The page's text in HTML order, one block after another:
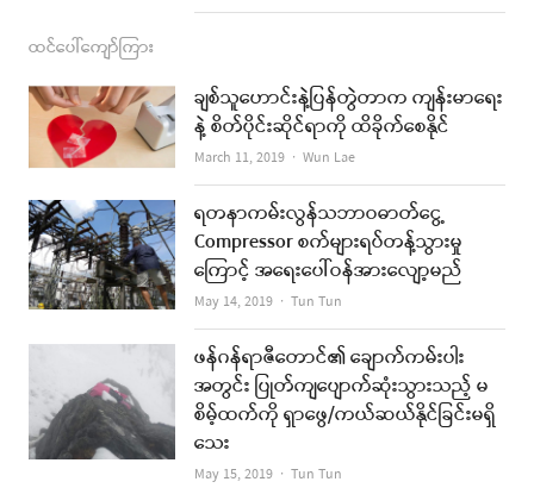
ထင်ပေါ်ကျော်ကြား
ချစ်သူဟောင်းနဲ့ပြန်တွဲတာက ကျန်းမာရေး
နဲ့ စိတ်ပိုင်းဆိုင်ရာကို ထိခိုက်စေနိုင်
March 11, 2019 Author
Wun Lae
ရတနာကမ်းလွန်သဘာဝဓာတ်ငွေ့
Compressor စက်များရပ်တန့်သွားမှု
ကြောင့် အရေးပေါ်ဝန်အားလျော့မည်
May 14, 2019 Author
Tun Tun
ဖန်ဂန်ရာဇီတောင်၏ ချောက်ကမ်းပါး
အတွင်း ပြုတ်ကျပျောက်ဆုံးသွားသည့် မ
စိမ့်ထက်ကို ရှာဖွေ/ကယ်ဆယ်နိုင်ခြင်းမရှိ
သေး
May 15, 2019 Author
Tun Tun